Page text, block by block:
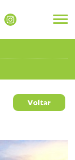
Voltar